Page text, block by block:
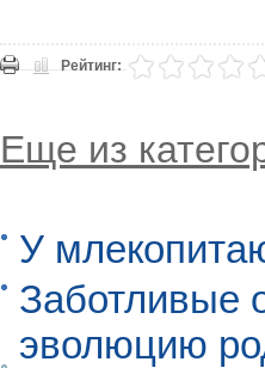
Рейтинг:
Еще из
У
Заботливые
эволюцию